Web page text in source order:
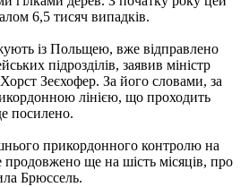
6,5 тисяч випадків.
із Польщею, вже відправлено
підрозділів, заявив міністр
Зеєхофер. За його словами, за
лінією, що проходить
посилено.
прикордонного контролю на
продовжено ще на шість місяців, про
Брюссель.